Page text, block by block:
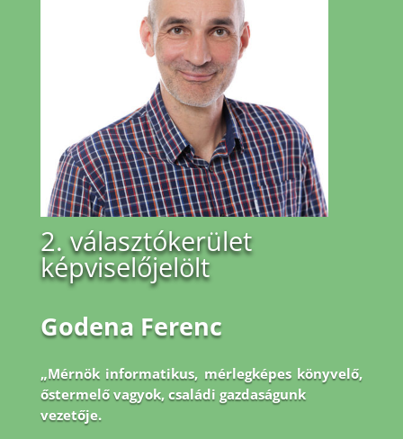
2. választókerület
képviselőjelölt
Godena Ferenc
„Mérnök informatikus, mérlegképes könyvelő,
őstermelő vagyok, családi gazdaságunk
vezetője.